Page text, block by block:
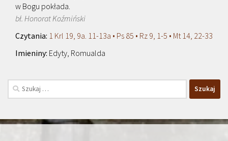
w Bogu pokłada.
bł. Honorat Koźmiński
1 Krl 19, 9a. 11-13a • Ps 85 • Rz 9, 1-5 • Mt 14, 22-33
Edyty, Romualda
Szukaj: